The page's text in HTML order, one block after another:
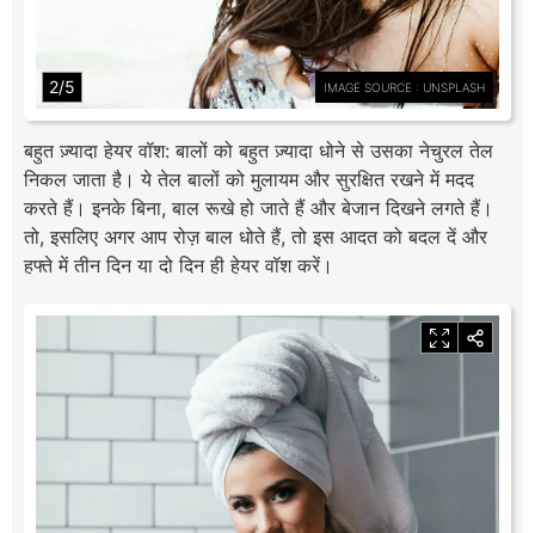
2/5 IMAGE SOURCE : UNSPLASH
बहुत ज़्यादा हेयर वॉश: बालों को बहुत ज़्यादा धोने से उसका नेचुरल तेल
निकल जाता है। ये तेल बालों को मुलायम और सुरक्षित रखने में मदद
करते हैं। इनके बिना, बाल रूखे हो जाते हैं और बेजान दिखने लगते हैं।
तो, इसलिए अगर आप रोज़ बाल धोते हैं, तो इस आदत को बदल दें और
हफ्ते में तीन दिन या दो दिन ही हेयर वॉश करें।